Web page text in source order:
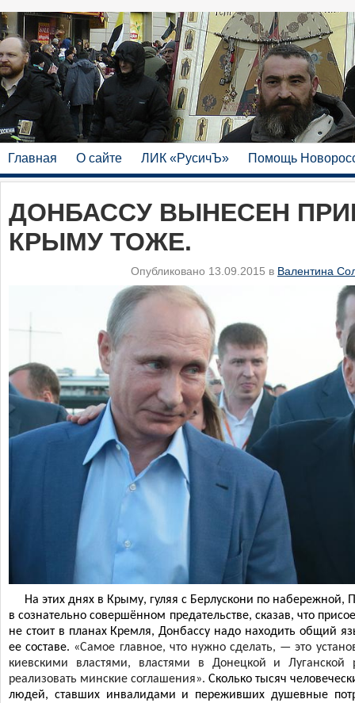
Главная О сайте ЛИК «РусичЪ» Помощь
ДОНБАССУ ВЫНЕСЕН
КРЫМУ ТОЖЕ.
Опубликовано 13.09.2015 в Валентина
На этих днях в Крыму, гуляя с Берлускони по набережной,
в сознательно совершённом предательстве, сказав, что
не стоит в планах Кремля, Донбассу надо находить общий
ее составе. «Самое главное, что нужно сделать, — это
киевскими властями, властями в Донецкой и Луганской
реализовать минские соглашения». Сколько тысяч
людей, ставших инвалидами и переживших душевные